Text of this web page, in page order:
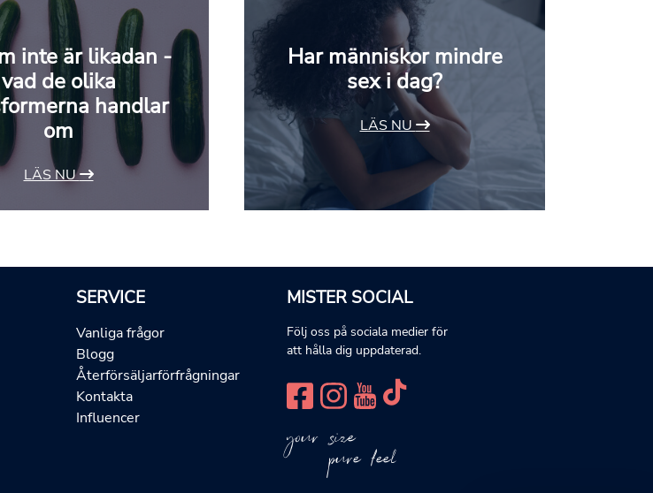
inte är likadan -
vad de olika
handlar
om
LÄS NU
Har människor mindre
sex i dag?
LÄS NU
SERVICE
Vanliga frågor
Blogg
Återförsäljarförfrågningar
Kontakta
Influencer
MISTER SOCIAL
Följ oss på sociala medier för
att hålla dig uppdaterad.
your size
pure feel